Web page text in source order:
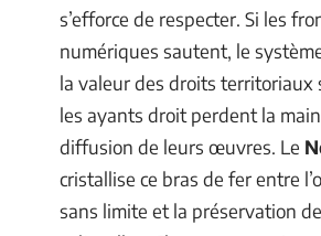
s’efforce de respecter. Si les
numériques sautent, le
la valeur des droits territoriaux
les ayants droit perdent la
diffusion de leurs œuvres. Le
cristallise ce bras de fer entre
sans limite et la préservation